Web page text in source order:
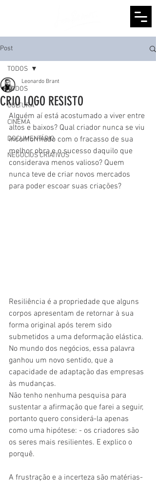
Post
TODOS
CULTURA
CINEMA
DOCUMENTÁRIO
NEGÓCIOS CRIATIVOS
TODOS
CRIO LOGO RESISTO
Leonardo Brant
Alguém aí está acostumado a viver entre
altos e baixos? Qual criador nunca se viu
inconformado com o fracasso de sua
melhor obra e o sucesso daquilo que
considerava menos valioso? Quem
nunca teve de criar novos mercados
para poder escoar suas criações?
Resiliência é a propriedade que alguns
corpos apresentam de retornar à sua
forma original após terem sido
submetidos a uma deformação elástica.
No mundo dos negócios, essa palavra
ganhou um novo sentido, que a
capacidade de adaptação das empresas
às mudanças.
Não tenho nenhuma pesquisa para
sustentar a afirmação que farei a seguir,
portanto quero considerá-la apenas
como uma hipótese: - os criadores são
os seres mais resilientes. E explico o
porquê.
A frustração e a incerteza são matérias-